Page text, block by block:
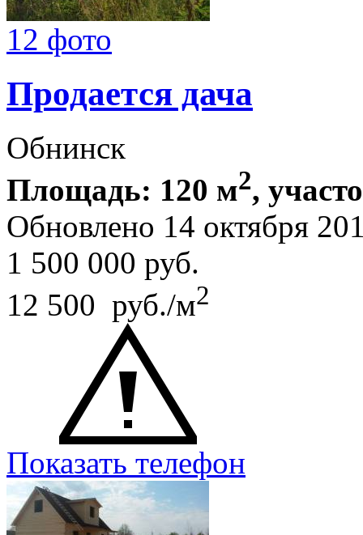
12 фото
Продается дача
Обнинск
Площадь: 120 м2,
Обновлено 14 октября
1 500 000 руб.
12 500 руб./м2
Показать телефон